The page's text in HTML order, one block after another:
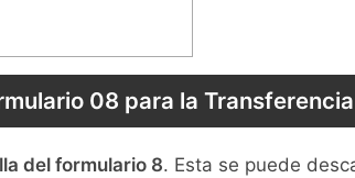
08 para la
del formulario 8. Esta se puede